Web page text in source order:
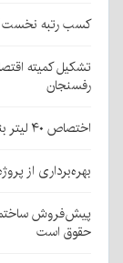
کسب رتبه نخست
تشکیل کمیته
رفسنجان
اختصاص ۴۰ لیتر بنزین ۵ هزار تومانی به کارت سوخت کرمانی‌ها
بهره‌برداری از پروژه ۱۲۰ کیلومتری فیبرنوری روستایی در
پیش‌فروش
حقوق است